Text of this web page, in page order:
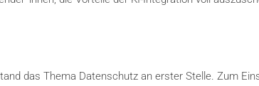
das Thema Datenschutz an erster Stelle. Zum